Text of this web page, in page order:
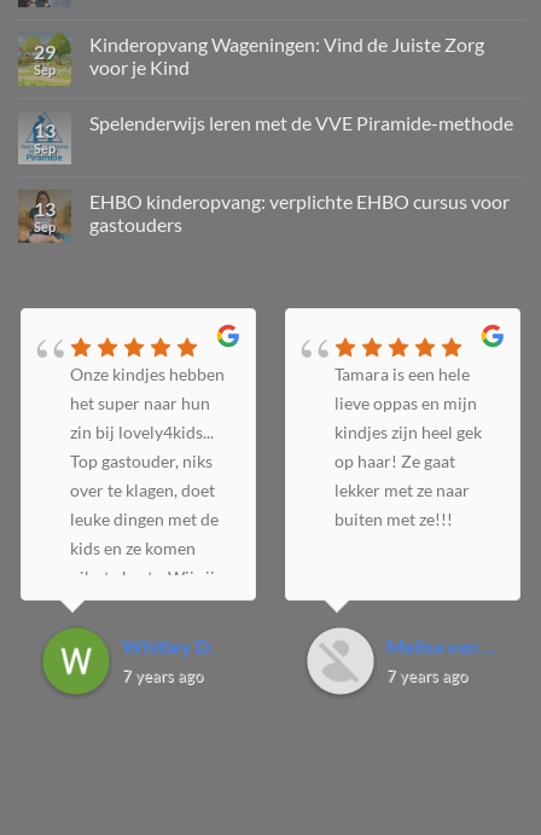
29
Sep
Kinderopvang Wageningen: Vind de Juiste Zorg
voor je Kind
13
Sep
Spelenderwijs leren met de VVE Piramide-methode
13
Sep
EHBO kinderopvang: verplichte EHBO cursus voor
gastouders
Onze kindjes hebben
het super naar hun
zin bij lovely4kids...
Top gastouder, niks
over te klagen, doet
leuke dingen met de
kids en ze komen
niks te kort... Wij zijn
zeer tevreden
Whitley D.
7 years ago
Tamara is een hele
lieve oppas en mijn
kindjes zijn heel gek
op haar! Ze gaat
lekker met ze naar
buiten met ze!!!
7 years ago